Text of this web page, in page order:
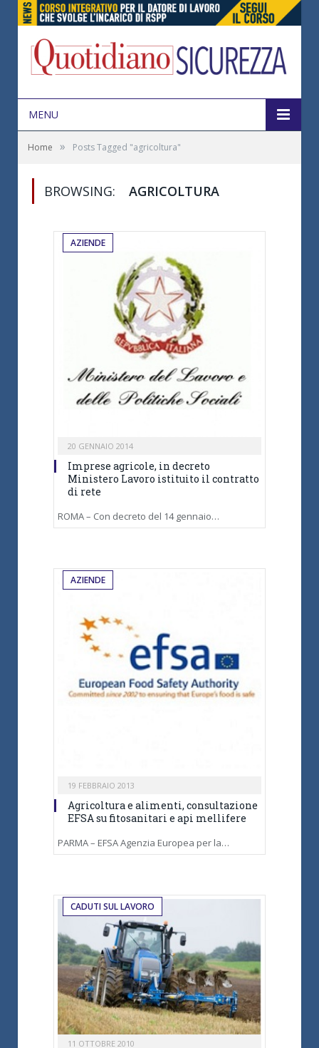
MENU
Home » Posts Tagged "agricoltura"
BROWSING: AGRICOLTURA
AZIENDE
20 GENNAIO 2014
Imprese agricole, in decreto
Ministero Lavoro istituito il contratto
di rete
ROMA – Con decreto del 14 gennaio…
AZIENDE
19 FEBBRAIO 2013
Agricoltura e alimenti, consultazione
EFSA su fitosanitari e api mellifere
PARMA – EFSA Agenzia Europea per la…
CADUTI SUL LAVORO
11 OTTOBRE 2010